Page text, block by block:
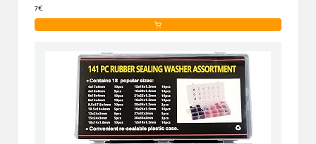
Pompe - 24 tailles
7€